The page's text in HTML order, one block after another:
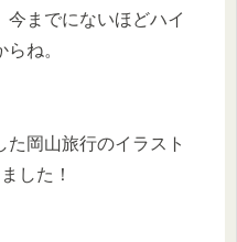
今までにないほどハイ
ね。
た岡山旅行のイラスト
した！